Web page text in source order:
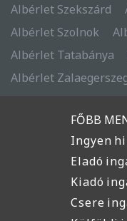
Albérlet Szekszárd
Albérlet Szolnok
Albérlet Tatabánya
Albérlet
FŐBB
Ingyen
Eladó
Kiadó
Csere